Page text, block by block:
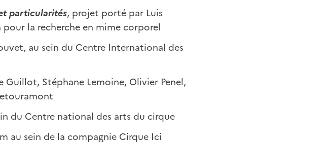
particularités, projet porté par Luis
la recherche en mime corporel
au sein du Centre International des
Stéphane Lemoine, Olivier Penel,
du Centre national des arts du cirque
au sein de la compagnie Cirque Ici